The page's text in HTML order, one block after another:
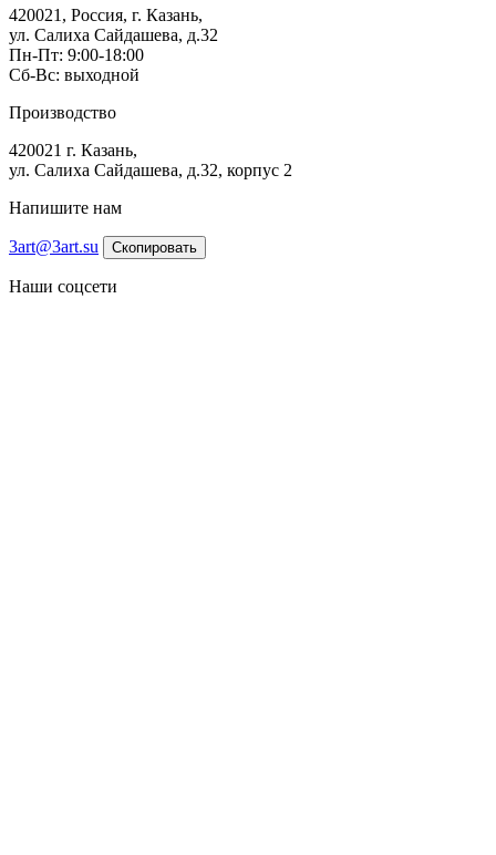
420021, Россия, г. Казань,
ул. Салиха Сайдашева, д.32
Пн-Пт: 9:00-18:00
Сб-Вс: выходной
Производство
420021 г. Казань,
ул. Салиха Сайдашева, д.32, корпус 2
Напишите нам
3art@3art.su Скопировать
Наши соцсети